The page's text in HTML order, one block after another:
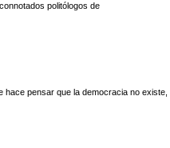
politólogos de
pensar que la democracia no existe,